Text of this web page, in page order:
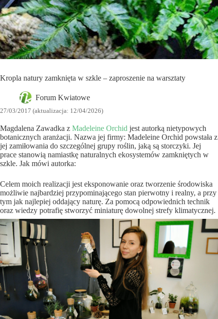
Kropla natury zamknięta w szkle – zaproszenie na warsztaty
Forum Kwiatowe
27/03/2017 (aktualizacja: 12/04/2026)
Magdalena Zawadka z Madeleine Orchid jest autorką nietypowych
botanicznych aranżacji. Nazwa jej firmy: Madeleine Orchid powstała z
jej zamiłowania do szczególnej grupy roślin, jaką są storczyki. Jej
prace stanowią namiastkę naturalnych ekosystemów zamkniętych w
szkle. Jak mówi autorka:
Celem moich realizacji jest eksponowanie oraz tworzenie środowiska
możliwie najbardziej przypominającego stan pierwotny i realny, a przy
tym jak najlepiej oddający naturę. Za pomocą odpowiednich technik
oraz wiedzy potrafię stworzyć miniaturę dowolnej strefy klimatycznej.